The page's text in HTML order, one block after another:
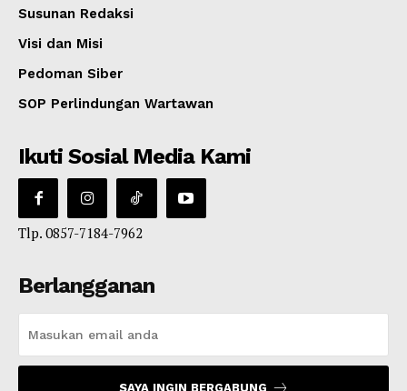
Susunan Redaksi
Visi dan Misi
Pedoman Siber
SOP Perlindungan Wartawan
Ikuti Sosial Media Kami
Tlp. 0857-7184-7962
Berlangganan
SAYA INGIN BERGABUNG